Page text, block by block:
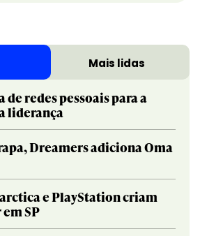
Mais lidas
redes pessoais para a
liderança
Dreamers adiciona Oma
e PlayStation criam
SP